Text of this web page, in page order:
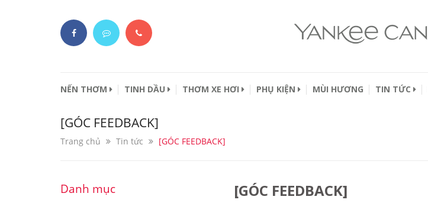
NẾN THƠM TINH DẦU THƠM XE HƠI PHỤ KIỆN MÙI HƯƠNG TIN TỨC
[GÓC FEEDBACK]
Trang chủ Tin tức [GÓC FEEDBACK]
[GÓC FEEDBACK]
Danh mục